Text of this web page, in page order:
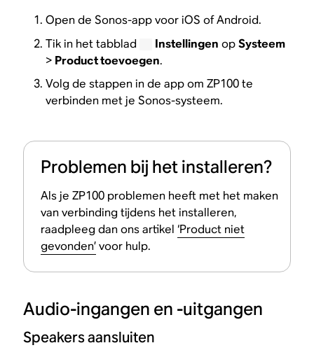
Open de Sonos-app voor iOS of Android.
Tik in het tabblad
Instellingen opSysteem
> Product toevoegen.
Volg de stappen in de app om ZP100 te
verbinden met je Sonos-systeem.
Problemen bij het installeren?
Als je ZP100 problemen heeft met het maken
van verbinding tijdens het installeren,
raadpleeg dan ons artikel‘Product niet
gevonden’voor hulp.
Audio-ingangen en -uitgangen
Speakers aansluiten